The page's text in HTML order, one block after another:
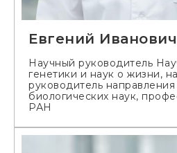
Евгений
Научный руководитель
генетики и наук о жизни,
руководитель направления
биологических наук,
РАН